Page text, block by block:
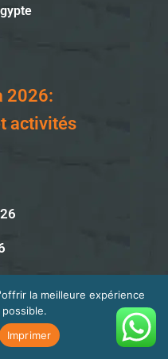
2026:
activités
confidentialité
la meilleure expérience
Imprimer